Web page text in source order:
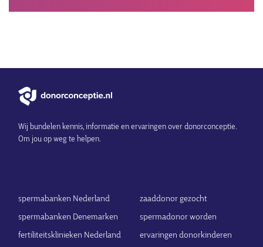
Wij bundelen kennis, informatie en ervaringen over donorconceptie.
Om jou op weg te helpen.
spermabanken Nederland
spermabanken Denemarken
fertiliteitsklinieken Nederland
zaaddonor gezocht
spermadonor worden
ervaringen donorkinderen